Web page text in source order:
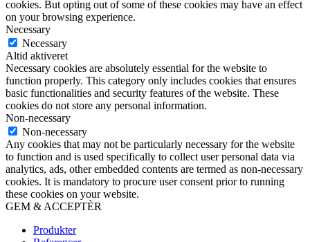
cookies. But opting out of some of these cookies may have an effect
on your browsing experience.
Necessary
Necessary
Altid aktiveret
Necessary cookies are absolutely essential for the website to
function properly. This category only includes cookies that ensures
basic functionalities and security features of the website. These
cookies do not store any personal information.
Non-necessary
Non-necessary
Any cookies that may not be particularly necessary for the website
to function and is used specifically to collect user personal data via
analytics, ads, other embedded contents are termed as non-necessary
cookies. It is mandatory to procure user consent prior to running
these cookies on your website.
GEM & ACCEPTÈR
Produkter